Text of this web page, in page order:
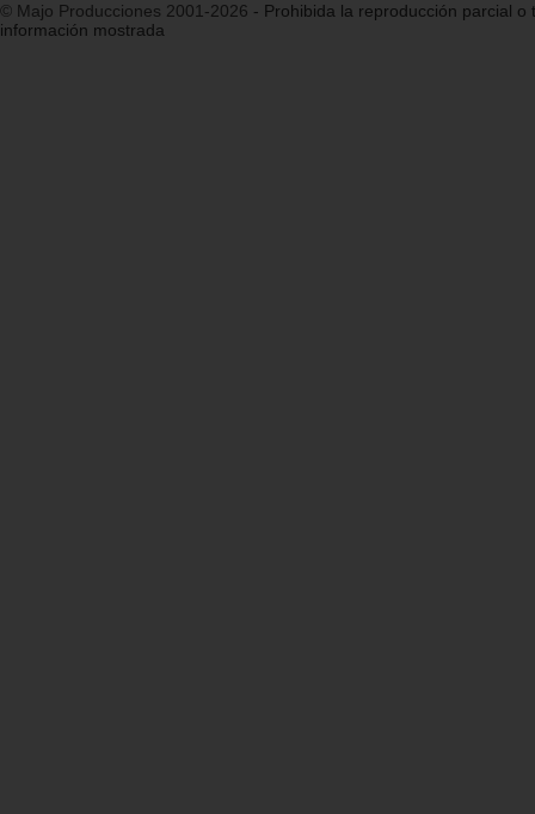
© Majo Producciones 2001-2026 - Prohibida la reproducción parcial o
información mostrada